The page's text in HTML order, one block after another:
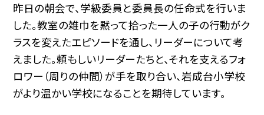
昨日の朝会で、学級委員と委員長の任命式を行いま
した。教室の雑巾を黙って拾った一人の子の行動がク
ラスを変えたエピソードを通し、リーダーについて考
えました。頼もしいリーダーたちと、それを支えるフォ
ロワー（周りの仲間）が手を取り合い、岩成台小学校
がより温かい学校になることを期待しています。